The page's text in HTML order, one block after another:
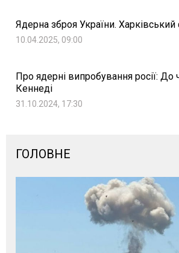
Ядерна зброя України. Харківський
10.04.2025, 09:00
Про ядерні випробування росії: До
Кеннеді
31.10.2024, 17:30
ГОЛОВНЕ